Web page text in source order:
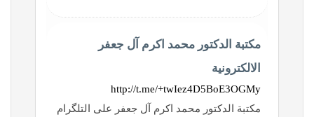
مكتبة الدكتور محمد اكرم آل جعفر
الالكترونية
http://t.me/+twIez4D5BoE3OGMy
مكتبة الدكتور محمد اكرم آل جعفر على التلگرام